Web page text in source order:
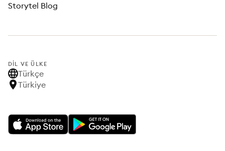
Storytel Blog
DIL VE ÜLKE
Türkçe
Türkiye